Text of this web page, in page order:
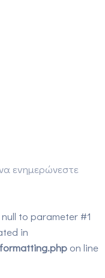
ενημερώνεστε
to parameter #1
in
on line